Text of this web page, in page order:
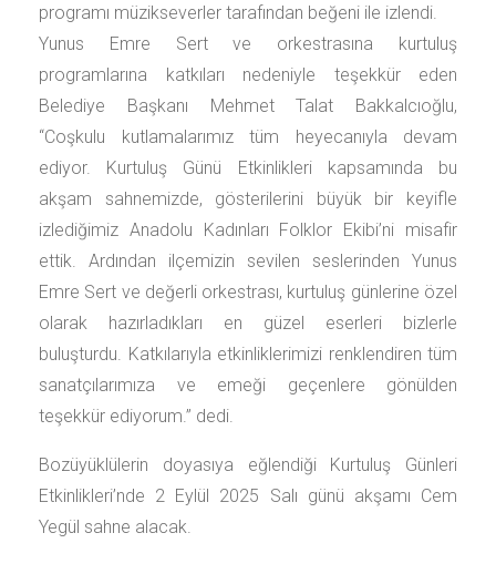
programı müzikseverler tarafından beğeni ile izlendi.
Yunus Emre Sert ve orkestrasına kurtuluş
programlarına katkıları nedeniyle teşekkür eden
Belediye Başkanı Mehmet Talat Bakkalcıoğlu,
“Coşkulu kutlamalarımız tüm heyecanıyla devam
ediyor. Kurtuluş Günü Etkinlikleri kapsamında bu
akşam sahnemizde, gösterilerini büyük bir keyifle
izlediğimiz Anadolu Kadınları Folklor Ekibi’ni misafir
ettik. Ardından ilçemizin sevilen seslerinden Yunus
Emre Sert ve değerli orkestrası, kurtuluş günlerine özel
olarak hazırladıkları en güzel eserleri bizlerle
buluşturdu. Katkılarıyla etkinliklerimizi renklendiren tüm
sanatçılarımıza ve emeği geçenlere gönülden
teşekkür ediyorum.” dedi.
Bozüyüklülerin doyasıya eğlendiği Kurtuluş Günleri
Etkinlikleri’nde 2 Eylül 2025 Salı günü akşamı Cem
Yegül sahne alacak.